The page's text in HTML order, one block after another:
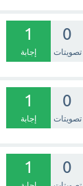
0
تصويتات
1
إجابة
0
تصويتات
1
إجابة
0
1